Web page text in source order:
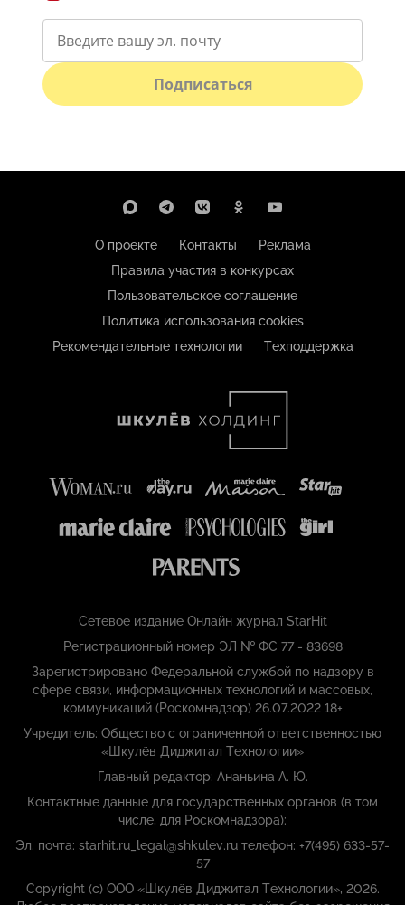
Подписаться
О проекте Контакты
Реклама
Правила участия в конкурсах
Пользовательское соглашение
Политика использования cookies
Рекомендательные технологии
Техподдержка
Сетевое издание Онлайн журнал StarHit
Регистрационный номер ЭЛ № ФС 77 - 83698
Зарегистрировано Федеральной службой по надзору в
сфере связи, информационных технологий и массовых,
коммуникаций (Роскомнадзор) 26.07.2022 18+
Учредитель: Общество с ограниченной ответственностью
«Шкулёв Диджитал Технологии»
Главный редактор: Ананьина А. Ю.
Контактные данные для государственных органов (в том
числе, для Роскомнадзора):
Эл. почта: starhit.ru_legal@shkulev.ru телефон: +7(495) 633-57-
57
Copyright (с) ООО «Шкулёв Диджитал Технологии», 2026.